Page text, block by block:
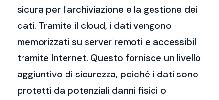
sicura per l’archiviazione e la gestione dei
dati. Tramite il cloud, i dati vengono
memorizzati su server remoti e accessibili
tramite Internet. Questo fornisce un livello
aggiuntivo di sicurezza, poiché i dati sono
protetti da potenziali danni fisici o